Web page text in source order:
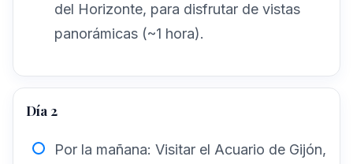
del Horizonte, para disfrutar de vistas
panorámicas (~1 hora).
Día 2
Por la mañana: Visitar el Acuario de Gijón,